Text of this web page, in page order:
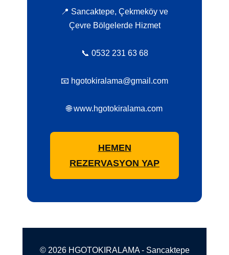
📍 Sancaktepe, Çekmeköy ve
Çevre Bölgelerde Hizmet
📞 0532 231 63 68
📧 hgotokiralama@gmail.com
🌐 www.hgotokiralama.com
HEMEN
REZERVASYON YAP
© 2026 HGOTOKIRALAMA - Sancaktepe